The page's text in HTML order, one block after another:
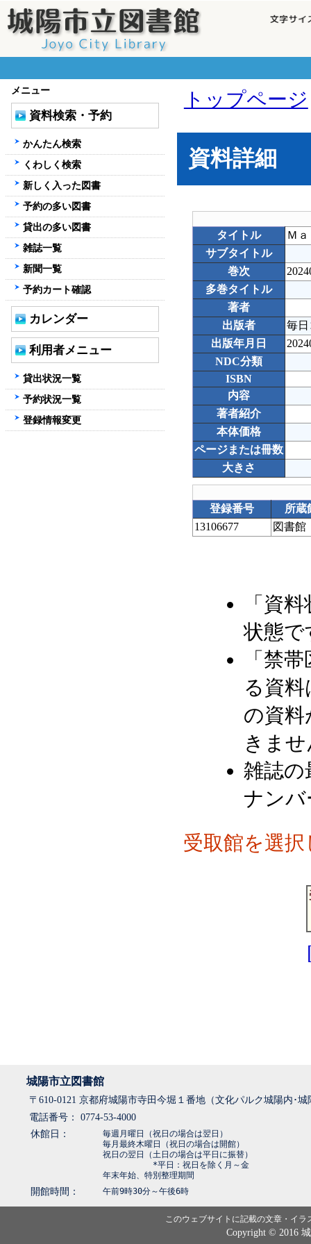
トップページ
資料詳細
タイトル
Ｍ
サブタイトル
巻次
多巻タイトル
著者
出版者
毎
出版年月日
NDC分類
ISBN
内容
著者紹介
本体価格
ページまたは冊数
大きさ
登録番号
所蔵
13106677
図書館
「資
状態で
「禁
る資
の資料
きま
雑誌の
ナン
受取館を選
メニュー
資料検索・予約
かんたん検索
くわしく検索
新しく入った図書
予約の多い図書
貸出の多い図書
雑誌一覧
新聞一覧
予約カート確認
カレンダー
利用者メニュー
貸出状況一覧
予約状況一覧
登録情報変更
城陽市立図書館
〒610-0121 京都府城陽市寺田今堀１番地（文化パルク城陽内･
電話番号： 0774-53-4000
休館日：
毎週月曜日（祝日の場合は翌日）
毎月最終木曜日（祝日の場合は開館）
祝日の翌日（土日の場合は平日に振替）
*平日：祝日を除く月～金
年末年始、特別整理期間
開館時間： 午前9時30分～午後6時
このウェブサイトに記載の文章・イ
Copyright © 2016